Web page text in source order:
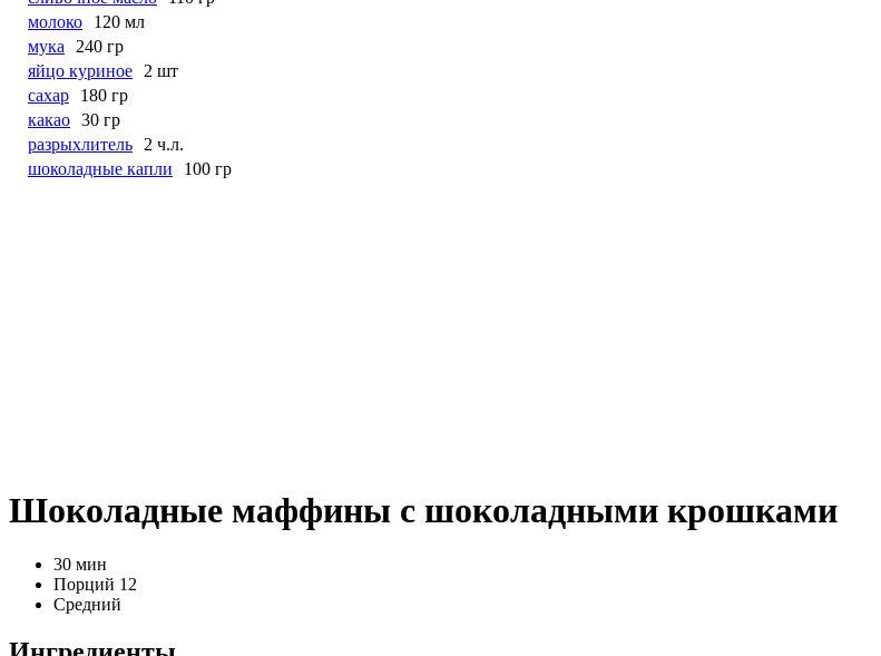
120 мл
молоко
240 гр
мука
2 шт
яйцо куриное
180 гр
сахар
30 гр
какао
2 ч.л.
разрыхлитель
100 гр
шоколадные капли
Шоколадные маффины с шоколадными крошками
30 мин
Порций 12
Средний